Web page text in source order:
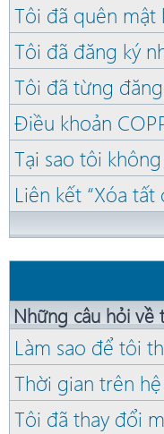
Tôi đã quên mật
Tôi đã đăng ký
Tôi đã từng
Điều khoản
Tại sao tôi
Liên kết “Xóa
Những câu hỏi về
Làm sao để tôi
Thời gian trên
Tôi đã thay đổi